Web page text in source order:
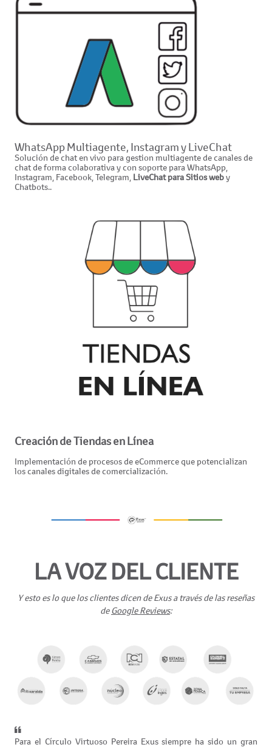
WhatsApp Multiagente, Instagram y LiveChat
Solución de chat en vivo para gestion multiagente de canales de
chat de forma colaborativa y con soporte para WhatsApp,
Instagram, Facebook, Telegram, LiveChat para Sitios weby
Chatbots..
Creación de Tiendas en Línea
Implementación de procesos de eCommerce que potencializan
los canales digitales de comercialización.
LA VOZ DEL CLIENTE
Y esto es lo que los clientes dicen de Exus a través de las reseñas
deGoogle Reviews:
Para el Círculo Virtuoso Pereira Exus siempre ha sido un gran